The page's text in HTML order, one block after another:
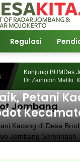
Regulasi
Kunjungi BUMDes
Dr Zainudin Maliki:
Kemandirian Ekonomi
Jombang
Petani